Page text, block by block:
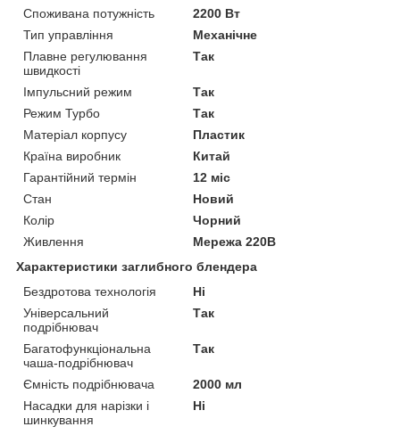
Споживана потужність
2200 Вт
Тип управління
Механічне
Плавне регулювання
швидкості
Так
Імпульсний режим
Так
Режим Турбо
Так
Матеріал корпусу
Пластик
Країна виробник
Китай
Гарантійний термін
12 міс
Стан
Новий
Колір
Чорний
Живлення
Мережа 220В
Характеристики заглибного блендера
Бездротова технологія
Ні
Універсальний
подрібнювач
Так
Багатофункціональна
чаша-подрібнювач
Так
Ємність подрібнювача
2000 мл
Насадки для нарізки і
шинкування
Ні